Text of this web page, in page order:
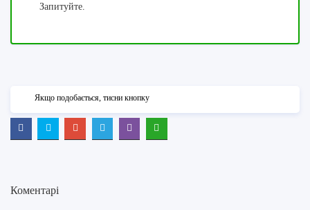
Запитуйте.
Якщо подобається, тисни кнопку
Коментарі